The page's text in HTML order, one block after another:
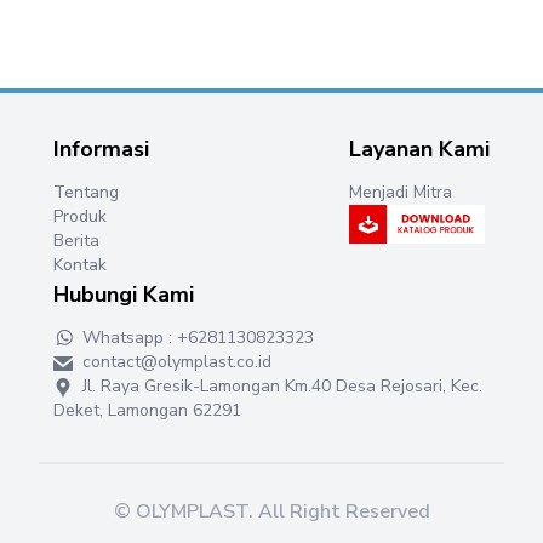
Informasi
Tentang
Produk
Berita
Kontak
Layanan Kami
Menjadi Mitra
Hubungi Kami
Whatsapp : +6281130823323
contact@olymplast.co.id
Jl. Raya Gresik-Lamongan Km.40 Desa Rejosari, Kec.
Deket, Lamongan 62291
© OLYMPLAST. All Right Reserved